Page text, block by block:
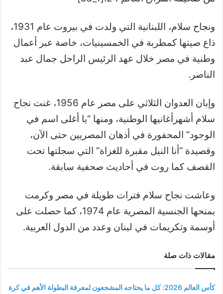
ونجاح سلام، اللبنانية التي ولدت في بيروت عام 1931،
ذاع صيتها كمطربة في الخمسينيات، خاصة عبر أعمال
وطنية في مصر خلال عهد الرئيس الراحل جمال عبد
الناصر.
وإبان العدوان الثلاثي على مصر عام 1956، غنت نجاح
سلام أشهرأغانيها الوطنية، ومنها “يا أغلى اسم في
الوجود” المحفورة في أذهان المصريين حتى الآن،
وقصيدة “أنا النيل مقبرة للغزاة” التي سجلتها تحت
القصف كما روت في أحاديث صحفية سابقة.
وعاشت نجاح سلام فترات طويلة في مصر وكرمت
بمنحها الجنسية المصرية عام 1974، كما حصلت على
أوسمة وتكريمات في لبنان وعدد من الدول العربية.
مقالات ذات صلة
كأس العالم 2026: كل ما يحتاجه المشجعون لمعرفة البطولة الأهم في كرة